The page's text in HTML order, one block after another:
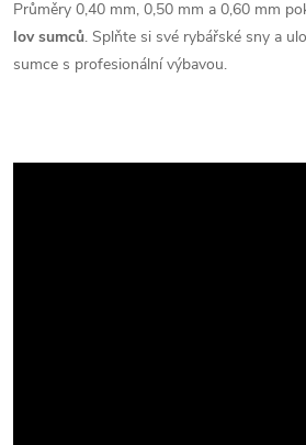
Průměry 0,40 mm, 0,50 mm a 0,60 mm
lov sumců. Splňte si své rybářské sny a
sumce s profesionální výbavou.